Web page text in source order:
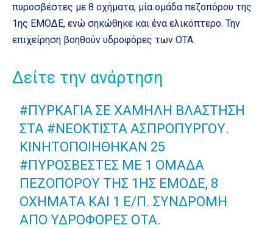
πυροσβέστες με 8 οχήματα, μία ομάδα πεζοπόρου της
1ης ΕΜΟΔΕ, ενώ σηκώθηκε και ένα ελικόπτερο. Την
επιχείρηση βοηθούν υδροφόρες των ΟΤΑ.
Δείτε την ανάρτηση
#ΠΥΡΚΑΓΙΆ ΣΕ ΧΑΜΗΛΉ ΒΛΆΣΤΗΣΗ
ΣΤΑ #NΕΌΚΤΙΣΤΑ ΑΣΠΡΟΠΎΡΓΟΥ.
ΚΙΝΗΤΟΠΟΙΉΘΗΚΑΝ 25
#ΠΥΡΟΣΒΈΣΤΕΣ ΜΕ 1 ΟΜΆΔΑ
ΠΕΖΟΠΌΡΟΥ ΤΗΣ 1ΗΣ ΕΜΟΔΕ, 8
ΟΧΉΜΑΤΑ ΚΑΙ 1 Ε/Π. ΣΥΝΔΡΟΜΉ
ΑΠΌ ΥΔΡΟΦΌΡΕΣ ΟΤΑ.